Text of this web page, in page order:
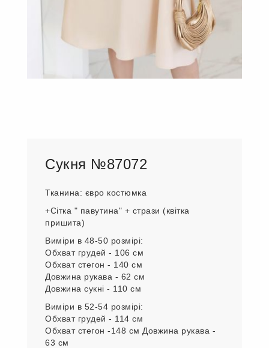
Сукня №87072
Тканина: євро костюмка
+Сітка " павутина" + стрази (квітка
пришита)
Виміри в 48-50 розмірі:
Обхват грудей - 106 см
Обхват стегон - 140 см
Довжина рукава - 62 см
Довжина сукні - 110 см
Виміри в 52-54 розмірі:
Обхват грудей - 114 см
Обхват стегон -148 см Довжина рукава -
63 см